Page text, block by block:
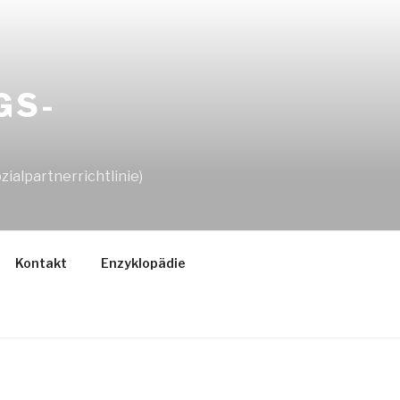
Kontakt Enzyklopädie